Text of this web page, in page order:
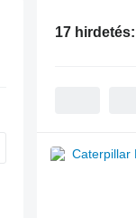
17 hirdetés: